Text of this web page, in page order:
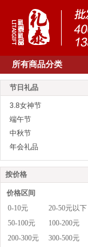
所有商品分类
节日礼品
3.8女神节
端午节
中秋节
年会礼品
按价格
价格区间
0-10元
20-50元以下
50-100元
100-200元
200-300元
300-500元